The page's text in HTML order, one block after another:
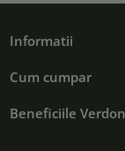
Informatii
Cum cumpar
Beneficiile Verdon